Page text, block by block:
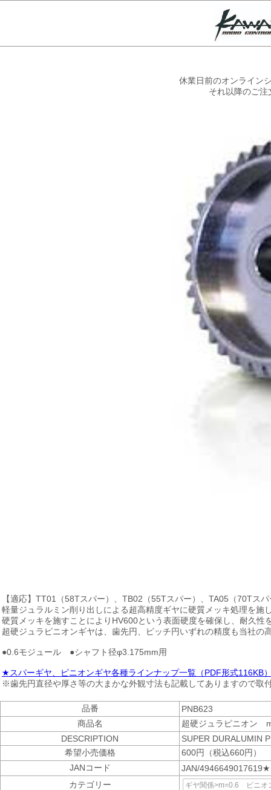
休業日前のオンライン
それ以降のご
【適応】TT01（58Tスパー）、TB02（55Tスパー）、TA05（70Tス
軽量ジュラルミン削り出しによる超高精度ギヤに硬質メッキ処理を施
硬質メッキを施すことによりHV600という表面硬度を確保し、耐久性
超硬ジュラピニオンギヤは、歯先円、ピッチ円いずれの精度も当社
●0.6モジュール ●シャフト径φ3.175mm用
★スパーギヤ、ピニオンギヤ各種ラインナップ一覧（PDF形式116KB
※歯先円直径や厚さ等の大まかな外観寸法も記載してありますので取
品番
PNB623
商品名
超硬ジュラピニオン
DESCRIPTION
SUPER DURALUMIN
希望小売価格
600円（税込660円）
JANコード
JAN/4946649017619★
カテゴリー
ギヤ関係>m=0.6 ピニオ